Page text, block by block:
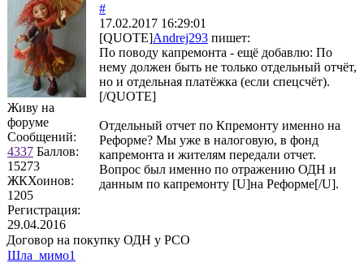
Живу на
форуме
Сообщений:
4337 Баллов:
15273
ЖКХоинов:
1205
Регистрация:
29.04.2016
#
17.02.2017 16:29:01
[QUOTE]Andrej293 пишет:
По поводу капремонта - ещё добавлю: По
нему должен быть не только отдельный отчёт,
но и отдельная платёжка (если спецсчёт).
[/QUOTE]
Отдельный отчет по Кпремонту именно на
Реформе? Мы уже в налоговую, в фонд
капремонта и жителям передали отчет.
Вопрос был именно по отражению ОДН и
данным по капремонту [U]на Реформе[/U].
Договор на покупку ОДН у РСО
Шла_мимо1